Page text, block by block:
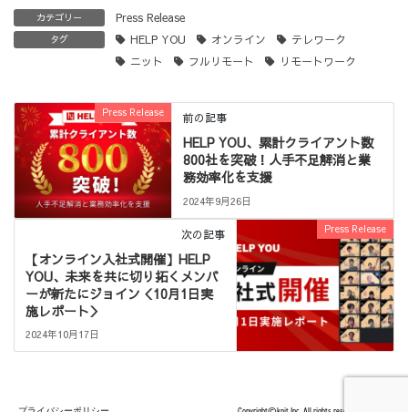
カテゴリー Press Release
タグ HELP YOU オンライン
テレワーク
ニット
フルリモート リモートワーク
Press Release 前の記事
HELP YOU、累計クライアント数
800社を突破！人手不足解消と業
務効率化を支援
2024年9月26日
Press Release
次の記事
【オンライン入社式開催】HELP
YOU、未来を共に切り拓くメンバ
ーが新たにジョイン＜10月1日実
施レポート＞
2024年10月17日